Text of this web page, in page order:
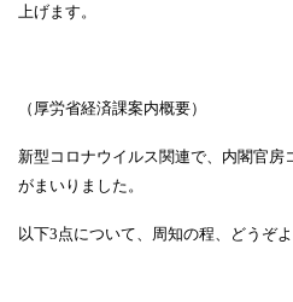
上げます。
（厚労省経済課案内概要）
新型コロナウイルス関連で、内閣官房
がまいりました。
以下3点について、周知の程、どうぞ